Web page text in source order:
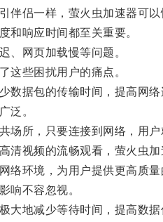
侣一样，萤火虫加速器可以
响应时间都至关重要。
网页加载慢等问题。
些困扰用户的痛点。
据包的传输时间，提高网络
泛。
所，只要连接到网络，用户
视频的流畅观看，萤火虫加
环境，为用户提供更高质量
不容忽视。
地减少等待时间，提高数据